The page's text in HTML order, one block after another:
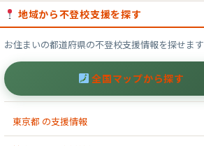
地域から不登校支援を探す
お住まいの都道府県の不登校支援情報を探せます
全国マップから探す
東京都 の支援情報